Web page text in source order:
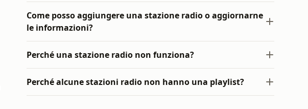
Come posso aggiungere una stazione radio o aggiornarne
le informazioni?
Perché una stazione radio non funziona?
Perché alcune stazioni radio non hanno una playlist?